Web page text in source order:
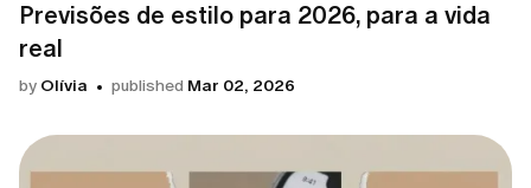
Previsões de estilo para 2026, para a vida
real
by Olívia published Mar 02, 2026